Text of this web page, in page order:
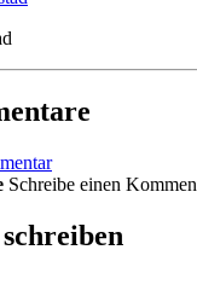
Schreibe einen